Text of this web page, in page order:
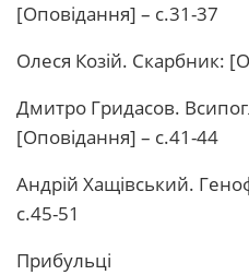
[Оповідання] – с.31-37
Олеся Козій. Скарбник:
Дмитро Гридасов.
[Оповідання] – с.41-44
Андрій Хащівський.
с.45-51
Прибульці